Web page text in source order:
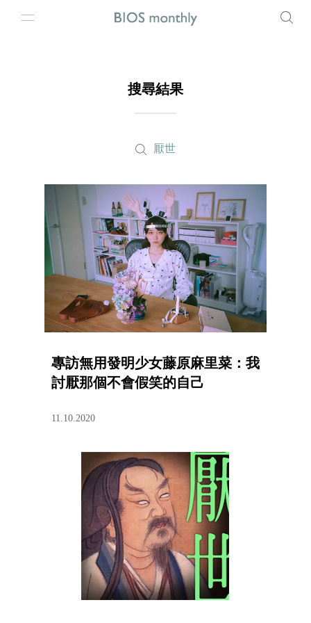
搜尋結果
厭世
專訪無用發明少女藤原麻里菜：我
討厭那個不會假笑的自己
11.10.2020